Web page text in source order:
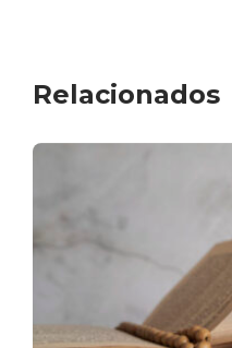
Relacionados